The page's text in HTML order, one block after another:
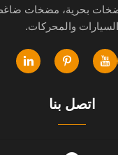
بحرية، مضخات
السيارات والمحركات.
اتصل بنا